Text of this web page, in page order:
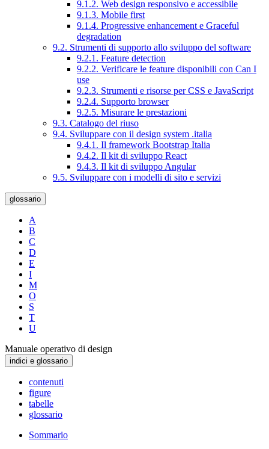
9.1.2. Web design responsivo e accessibile
9.1.3. Mobile first
9.1.4. Progressive enhancement e Graceful
degradation
9.2. Strumenti di supporto allo sviluppo del software
9.2.1. Feature detection
9.2.2. Verificare le feature disponibili con Can I
use
9.2.3. Strumenti e risorse per CSS e JavaScript
9.2.4. Supporto browser
9.2.5. Misurare le prestazioni
9.3. Catalogo del riuso
9.4. Sviluppare con il design system .italia
9.4.1. Il framework Bootstrap Italia
9.4.2. Il kit di sviluppo React
9.4.3. Il kit di sviluppo Angular
9.5. Sviluppare con i modelli di sito e servizi
glossario
A
B
C
D
E
I
M
O
S
T
U
Manuale operativo di design
indici e glossario
contenuti
figure
tabelle
glossario
Sommario